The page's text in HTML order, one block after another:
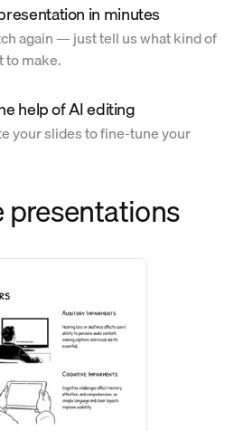
in minutes
again — just tell us what kind of
to make.
help of AI editing
your slides to fine-tune your
presentations